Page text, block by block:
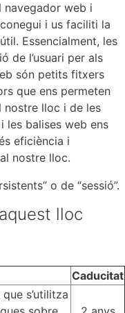
navegador web i
i us faciliti la
Essencialment, les
de l’usuari per als
són petits fitxers
que ens permeten
nostre lloc i de les
les balises web ens
eficiència i
nostre lloc.
o de “sessió”.
lloc
Caducitat
s’utilitza